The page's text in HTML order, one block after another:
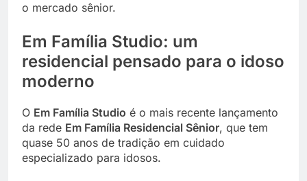
o mercado sênior.
Em Família Studio: um
residencial pensado para o idoso
moderno
O Em Família Studio é o mais recente lançamento
da rede Em Família Residencial Sênior, que tem
quase 50 anos de tradição em cuidado
especializado para idosos.